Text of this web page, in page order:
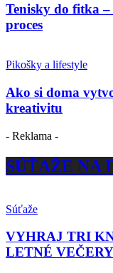
Tenisky do fitka
proces
Pikošky a lifestyle
Ako si doma
kreativitu
- Reklama -
SÚŤAŽE NA
Súťaže
VYHRAJ TRI
LETNÉ VEČERY